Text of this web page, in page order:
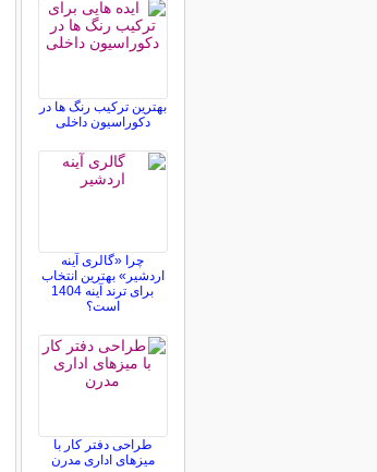
بهترین ترکیب رنگ ها در
دکوراسیون داخلی
چرا «گالری آینه
اردشیر» بهترین انتخاب
برای ترند آینه 1404
است؟
طراحی دفتر کار با
میزهای اداری مدرن